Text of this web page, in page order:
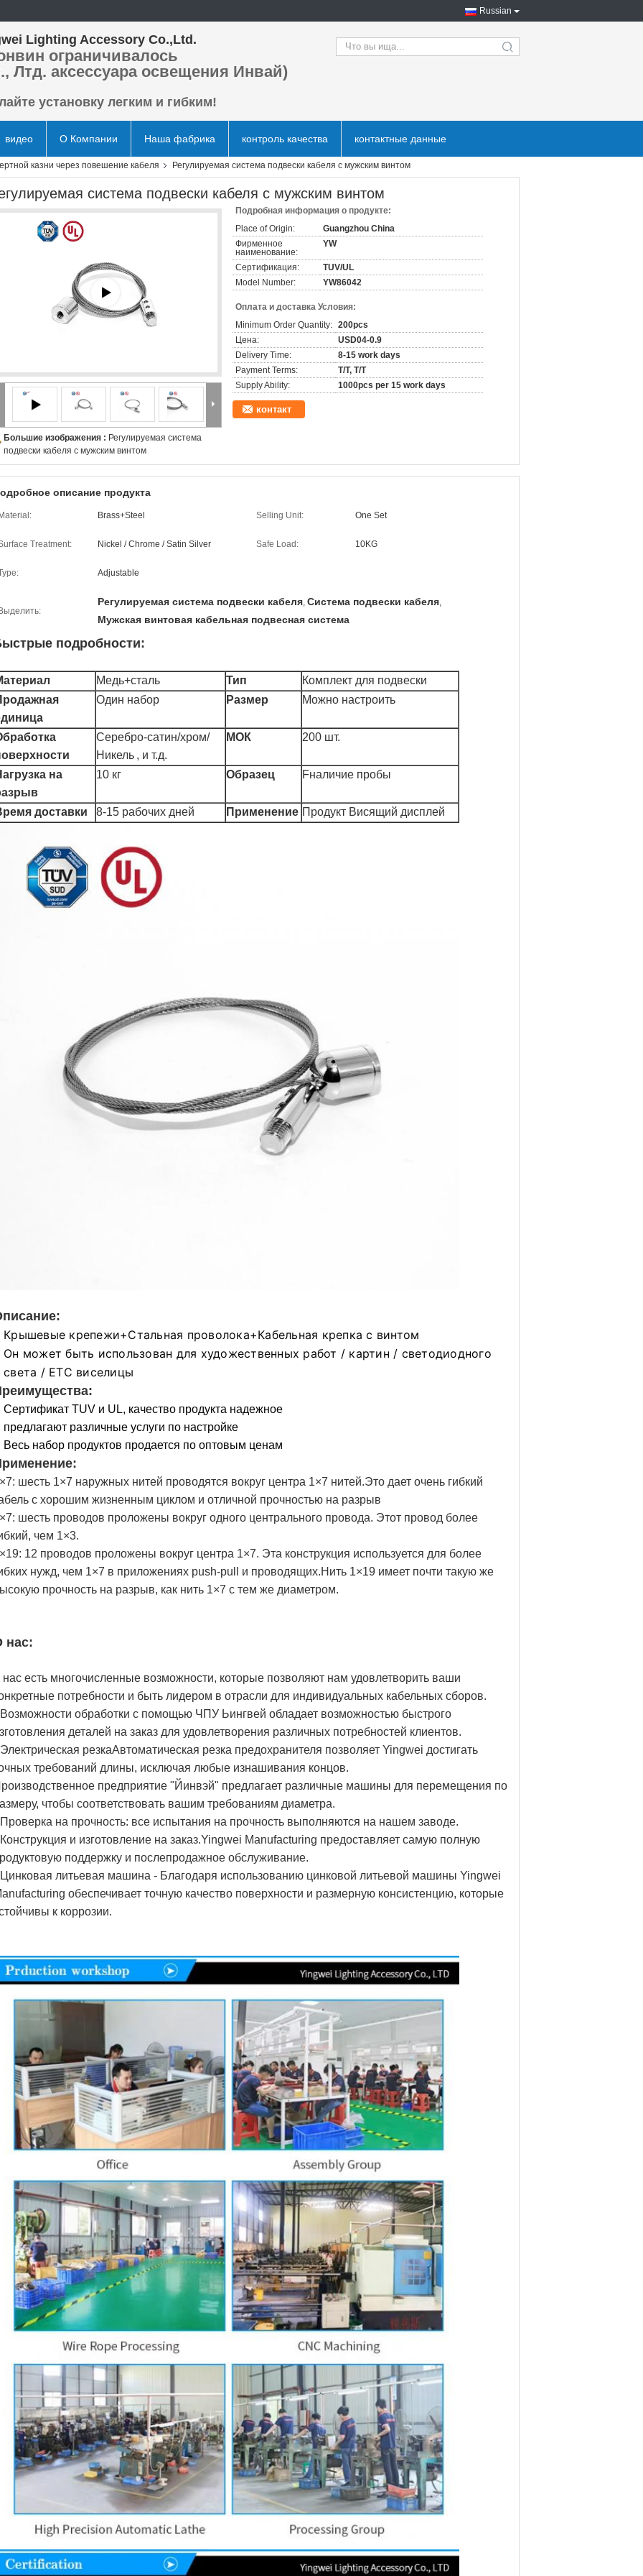
Russian
Lighting Accessory Co.,Ltd.
ограничивалось
Лтд. аксессуара освещения Инвай)
установку легким и гибким!
search
видео О Компании Наша фабрика контроль качества контактные данные
казни через повешение кабеля Регулируемая система подвески кабеля с мужским винтом
система подвески кабеля с мужским винтом
Большие изображения : Регулируемая система
подвески кабеля с мужским винтом
Подробная информация о продукте:
Place of Origin:
Guangzhou China
Фирменное
наименование:
YW
Сертификация:
TUV/UL
Model Number:
YW86042
Оплата и доставка Условия:
Minimum Order Quantity: 200pcs
Цена:
USD04-0.9
Delivery Time:
8-15 work days
Payment Terms:
T/T, T/T
Supply Ability:
1000pcs per 15 work days
контакт
описание продукта
Material: Brass+Steel Selling Unit: One Set
Treatment: Nickel / Chrome / Satin Silver Safe Load: 10KG
Adjustable
Выделить:
Регулируемая система подвески кабеля, Система подвески кабеля,
Мужская винтовая кабельная подвесная система
подробности:
Медь+сталь Тип
Комплект для подвески
Один набор Размер Можно настроить
Серебро-сатин/хром/
Никель , и т.д.
МОК 200 шт.
на
10 кг Образец Fналичие пробы
доставки 8-15 рабочих дней Применение Продукт Висящий дисплей
Крышевые крепежи+Стальная проволока+Кабельная крепка с винтом
Он может быть использован для художественных работ / картин / светодиодного
света / ETC виселицы
Сертификат TUV и UL, качество продукта надежное
предлагают различные услуги по настройке
Весь набор продуктов продается по оптовым ценам
:
шесть 1×7 наружных нитей проводятся вокруг центра 1×7 нитей.Это дает очень гибкий
с хорошим жизненным циклом и отличной прочностью на разрыв
шесть проводов проложены вокруг одного центрального провода. Этот провод более
чем 1×3.
12 проводов проложены вокруг центра 1×7. Эта конструкция используется для более
нужд, чем 1×7 в приложениях push-pull и проводящих.Нить 1×19 имеет почти такую же
прочность на разрыв, как нить 1×7 с тем же диаметром.
нас:
нас есть многочисленные возможности, которые позволяют нам удовлетворить ваши
потребности и быть лидером в отрасли для индивидуальных кабельных сборов.
обработки с помощью ЧПУ Ьингвей обладает возможностью быстрого
деталей на заказ для удовлетворения различных потребностей клиентов.
резкаАвтоматическая резка предохранителя позволяет Yingwei достигать
требований длины, исключая любые изнашивания концов.
предприятие "Йинвэй" предлагает различные машины для перемещения по
чтобы соответствовать вашим требованиям диаметра.
на прочность: все испытания на прочность выполняются на нашем заводе.
и изготовление на заказ.Yingwei Manufacturing предоставляет самую полную
поддержку и послепродажное обслуживание.
литьевая машина - Благодаря использованию цинковой литьевой машины Yingwei
обеспечивает точную качество поверхности и размерную консистенцию, которые
к коррозии.